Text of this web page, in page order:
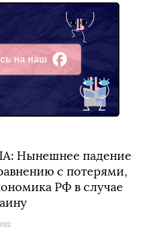
на наш
Нынешнее падение
с потерями,
РФ в случае